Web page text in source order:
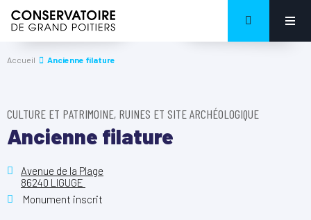
Accueil Ancienne filature
CULTURE ET PATRIMOINE, RUINES ET SITE ARCHÉOLOGIQUE
Ancienne filature
Avenue de la Plage
86240 LIGUGE
Monument inscrit